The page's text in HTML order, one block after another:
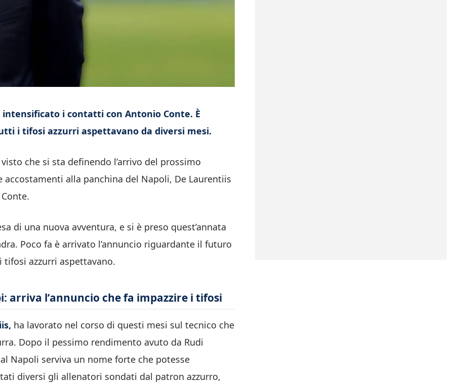
i contatti con Antonio Conte. È
i tifosi azzurri aspettavano da diversi mesi.
che si sta definendo l’arrivo del prossimo
alla panchina del Napoli, De Laurentiis
di una nuova avventura, e si è preso quest’annata
Poco fa è arrivato l’annuncio riguardante il futuro
azzurri aspettavano.
arriva l’annuncio che fa impazzire i tifosi
ha lavorato nel corso di questi mesi sul tecnico che
Dopo il pessimo rendimento avuto da Rudi
Napoli serviva un nome forte che potesse
diversi gli allenatori sondati dal patron azzurro,